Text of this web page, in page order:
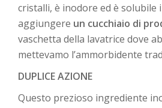
cristalli, è inodore ed è solubile
aggiungere un cucchiaio di
vaschetta della lavatrice dove
mettevamo l’ammorbidente
DUPLICE AZIONE
Questo prezioso ingrediente